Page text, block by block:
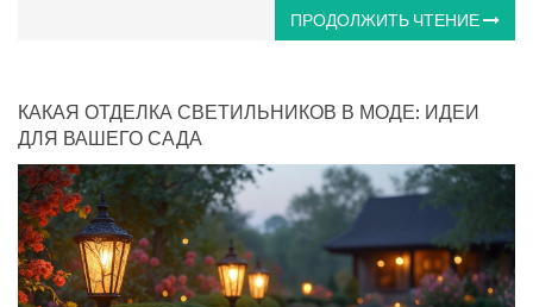
ПРОДОЛЖИТЬ ЧТЕНИЕ
КАКАЯ ОТДЕЛКА СВЕТИЛЬНИКОВ В МОДЕ: ИДЕИ
ДЛЯ ВАШЕГО САДА